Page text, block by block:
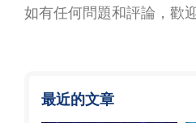
如有任何問題和評論，歡
最近的文章